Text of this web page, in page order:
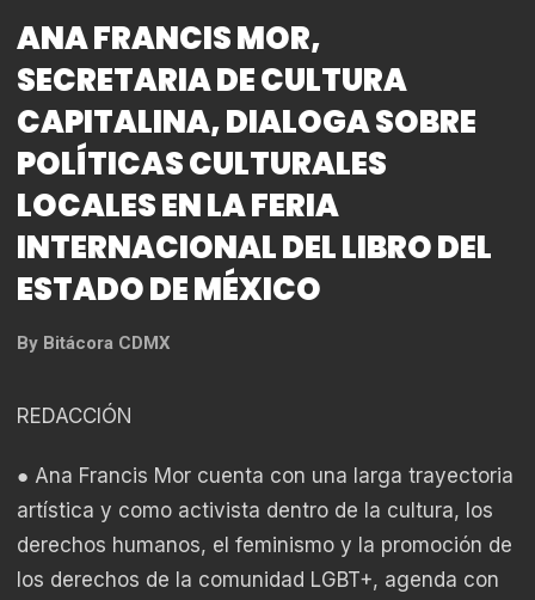
ANA FRANCIS MOR,
SECRETARIA DE CULTURA
CAPITALINA, DIALOGA SOBRE
POLÍTICAS CULTURALES
LOCALES EN LA FERIA
INTERNACIONAL DEL LIBRO DEL
ESTADO DE MÉXICO
By Bitácora CDMX
REDACCIÓN
● Ana Francis Mor cuenta con una larga trayectoria
artística y como activista dentro de la cultura, los
derechos humanos, el feminismo y la promoción de
los derechos de la comunidad LGBT+, agenda con